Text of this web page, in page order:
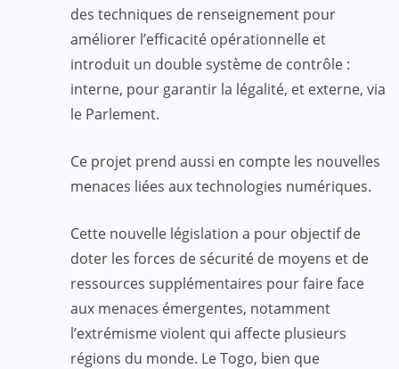
des techniques de renseignement pour
améliorer l’efficacité opérationnelle et
introduit un double système de contrôle :
interne, pour garantir la légalité, et externe, via
le Parlement.
Ce projet prend aussi en compte les nouvelles
menaces liées aux technologies numériques.
Cette nouvelle législation a pour objectif de
doter les forces de sécurité de moyens et de
ressources supplémentaires pour faire face
aux menaces émergentes, notamment
l’extrémisme violent qui affecte plusieurs
régions du monde. Le Togo, bien que